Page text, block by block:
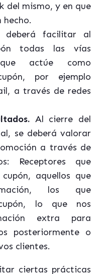
del mismo, y en que
hecho.
deberá facilitar al
todas las vías
actúe como
por ejemplo
a través de redes
Al cierre del
se deberá valorar
a través de
Receptores que
aquellos que
los que
lo que nos
extra para
posteriormente o
clientes.
ciertas prácticas